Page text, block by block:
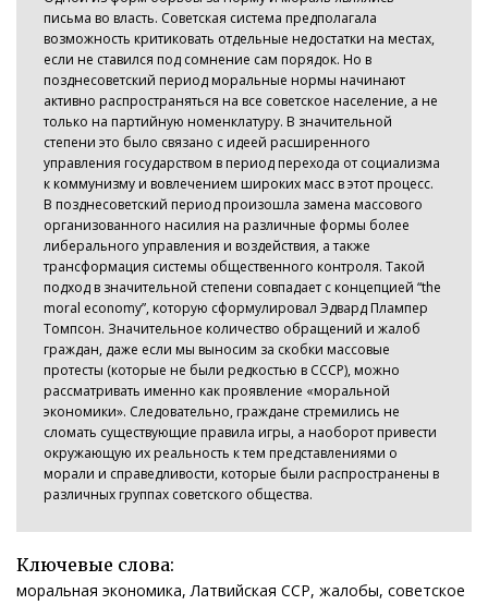
письма во власть. Советская система предполагала
возможность критиковать отдельные недостатки на местах,
если не ставился под сомнение сам порядок. Но в
позднесоветский период моральные нормы начинают
активно распространяться на все советское население, а не
только на партийную номенклатуру. В значительной
степени это было связано с идеей расширенного
управления государством в период перехода от социализма
к коммунизму и вовлечением широких масс в этот процесс.
В позднесоветский период произошла замена массового
организованного насилия на различные формы более
либерального управления и воздействия, а также
трансформация системы общественного контроля. Такой
подход в значительной степени совпадает с концепцией “the
moral economy”, которую сформулировал Эдвард Плампер
Томпсон. Значительное количество обращений и жалоб
граждан, даже если мы выносим за скобки массовые
протесты (которые не были редкостью в СССР), можно
рассматривать именно как проявление «моральной
экономики». Следовательно, граждане стремились не
сломать существующие правила игры, а наоборот привести
окружающую их реальность к тем представлениями о
морали и справедливости, которые были распространены в
различных группах советского общества.
Ключевые слова:
моральная экономика, Латвийская ССР, жалобы, советское